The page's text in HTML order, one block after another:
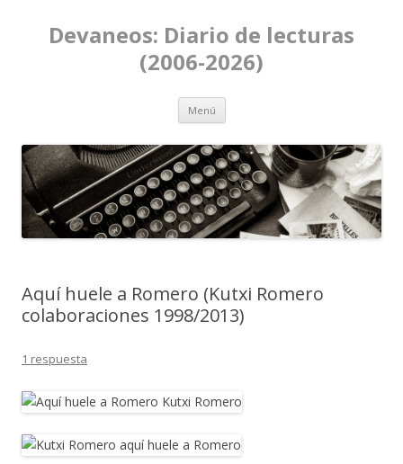
Devaneos: Diario de lecturas
(2006-2026)
Menú Ir al contenido
Aquí huele a Romero (Kutxi Romero
colaboraciones 1998/2013)
1 respuesta